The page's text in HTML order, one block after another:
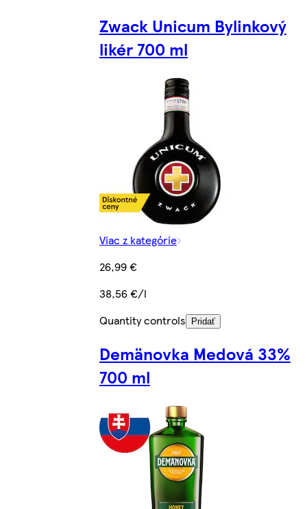
Zwack Unicum Bylinkový
likér 700 ml
Viac z kategórie
26,99 €
38,56 €/l
Quantity controls
Pridať
Demänovka Medová 33%
700 ml